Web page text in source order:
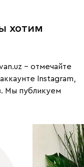
хотим
– отмечайте
Instagram,
. Мы публикуем